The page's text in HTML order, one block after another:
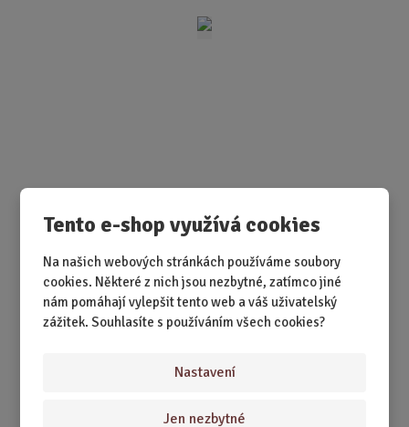
Tento e-shop využívá cookies
Na našich webových stránkách používáme soubory
cookies. Některé z nich jsou nezbytné, zatímco jiné
nám pomáhají vylepšit tento web a váš uživatelský
zážitek. Souhlasíte s používáním všech cookies?
Nastavení
Jen nezbytné
t
SKLADEM 1 KS
Skvěle vypadá a navrch poskytuje maximální komfort při
otevírání lahví.
399,00 Kč
Z
n
t
Ks Koupit
3D polštář - Podkova pro štěstí